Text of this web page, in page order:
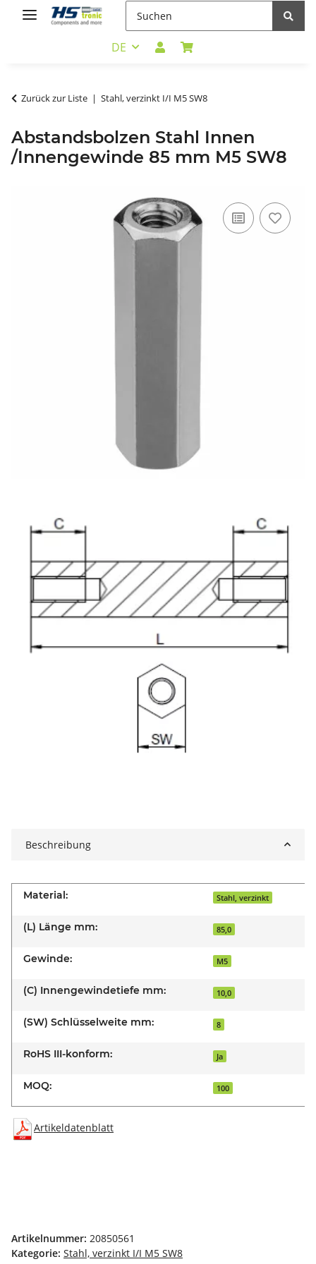
DE
Zurück zur Liste Stahl, verzinkt I/I M5 SW8
Abstandsbolzen Stahl Innen
/Innengewinde 85 mm M5 SW8
Beschreibung
Material: Stahl, verzinkt
(L) Länge mm: 85,0
Gewinde: M5
(C) Innengewindetiefe mm: 10,0
(SW) Schlüsselweite mm: 8
RoHS III-konform: Ja
MOQ: 100
Artikeldatenblatt
Artikelnummer: 20850561
Kategorie: Stahl, verzinkt I/I M5 SW8